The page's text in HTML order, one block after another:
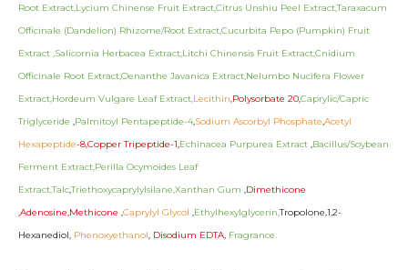
Root Extract,Lycium Chinense Fruit Extract,Citrus Unshiu Peel Extract,Taraxacum
Officinale (Dandelion) Rhizome/Root Extract,Cucurbita Pepo (Pumpkin) Fruit
Extract ,Salicornia Herbacea Extract,Litchi Chinensis Fruit Extract,Cnidium
Officinale Root Extract,Oenanthe Javanica Extract,Nelumbo Nucifera Flower
Extract,Hordeum Vulgare Leaf Extract,Lecithin,Polysorbate 20,Caprylic/Capric
Triglyceride ,Palmitoyl Pentapeptide-4,Sodium Ascorbyl Phosphate,Acetyl
Hexapeptide-8,Copper Tripeptide-1,Echinacea Purpurea Extract ,Bacillus/Soybean
Ferment Extract,Perilla Ocymoides Leaf
Extract,Talc,Triethoxycaprylylsilane,Xanthan Gum ,Dimethicone
,Adenosine,Methicone ,Caprylyl Glycol ,Ethylhexylglycerin,Tropolone,1,2-
Hexanediol, Phenoxyethanol, Disodium EDTA, Fragrance.